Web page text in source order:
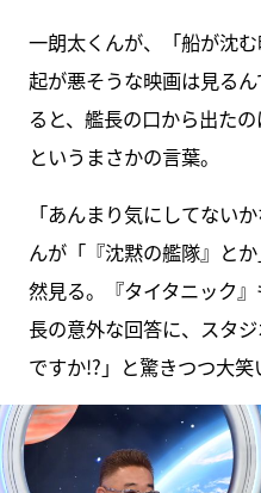
一朗太くんが、「船が沈
起が悪そうな映画は見る
ると、艦長の口から出た
というまさかの言葉。
「あんまり気にしてない
んが「『沈黙の艦隊』と
然見る。『タイタニック
長の意外な回答に、スタ
ですか!?」と驚きつつ大笑